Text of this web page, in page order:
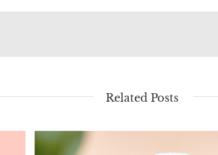
Related Posts